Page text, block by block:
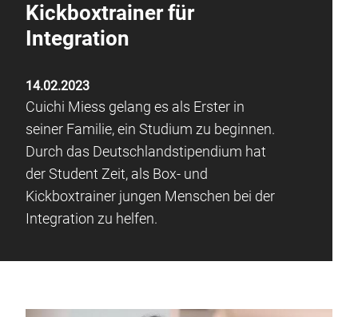
Kickboxtrainer für
Integration
14.02.2023
Cuichi Miess gelang es als Erster in
seiner Familie, ein Studium zu beginnen.
Durch das Deutschlandstipendium hat
der Student Zeit, als Box- und
Kickboxtrainer jungen Menschen bei der
Integration zu helfen.